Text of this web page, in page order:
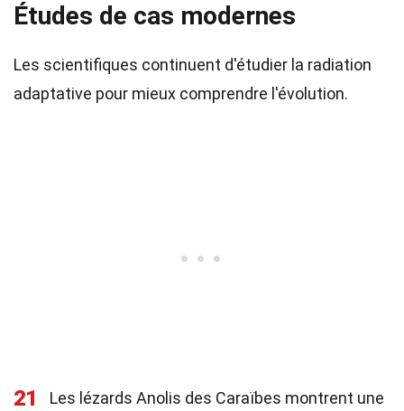
Études de cas modernes
Les scientifiques continuent d'étudier la radiation
adaptative pour mieux comprendre l'évolution.
21 Les lézards Anolis des Caraïbes montrent une